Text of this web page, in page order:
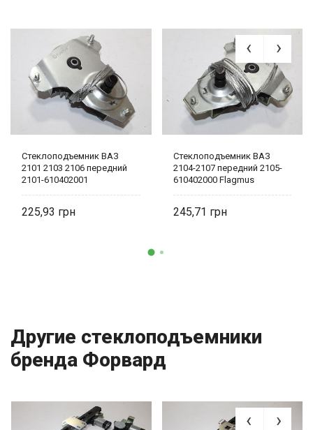
Стеклоподъемник ВАЗ
2101 2103 2106 передний
2101-610402001
225,93
Стеклоподъемник ВАЗ
2104-2107 передний 2105-
610402000 Flagmus
245,71
Другие стеклоподъемники
бренда Форвард